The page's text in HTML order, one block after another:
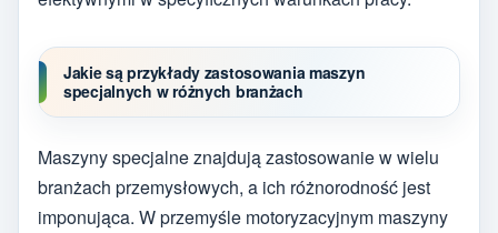
Jakie są przykłady zastosowania maszyn
specjalnych w różnych branżach
Maszyny specjalne znajdują zastosowanie w wielu
branżach przemysłowych, a ich różnorodność jest
imponująca. W przemyśle motoryzacyjnym maszyny